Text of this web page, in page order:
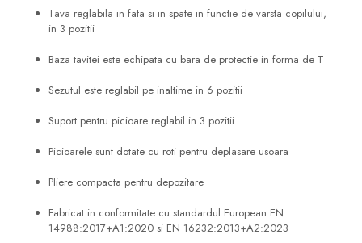
Tava reglabila in fata si in spate in functie de varsta copilului,
in 3 pozitii
Baza tavitei este echipata cu bara de protectie in forma de T
Sezutul este reglabil pe inaltime in 6 pozitii
Suport pentru picioare reglabil in 3 pozitii
Picioarele sunt dotate cu roti pentru deplasare usoara
Pliere compacta pentru depozitare
Fabricat in conformitate cu standardul European EN
14988:2017+A1:2020 si EN 16232:2013+A2:2023